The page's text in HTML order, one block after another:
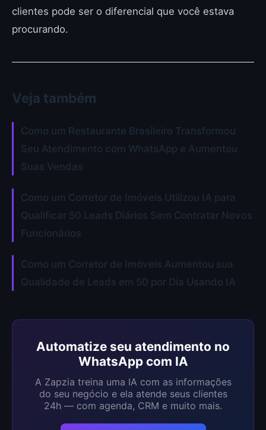
clientes pode ser o diferencial que você estava
procurando.
Veja também
Como um Restaurante Brasileiro Transformou
Seu Atendimento com WhatsApp e Aumentou
Suas Vendas
Como um Corretor de Imóveis Utilizou IA para
Qualificar 50 Leads Diários Sem Contratar Novos
Funcionários
Como um Corretor de Imóveis Aumentou sua
Qualidade de Leads em 50 por Dia Usando IA
Automatize seu atendimento no
WhatsApp com IA
A Zapzia treina uma IA com as informações
do seu negócio e ela atende seus clientes
24h — com agenda, CRM e muito mais.